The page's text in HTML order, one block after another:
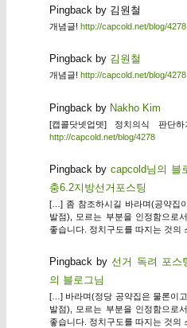
Pingback by 김원철
개념글! http://capcold.net/blog/4278
Pingback by 김원철
개념글! http://capcold.net/blog/4278
Pingback by Nakho Kim
[캡콜닷넷업뎃] 정치의식 판단
http://capcold.net/blog/4278
Pingback bycapcold님의 블
충6.2지방선거포스팅
[…] 좀 참조하시길 바라며(공약집
발점), 모르는 부분을 인정함으로
좋습니다. 정치구도를 따지는 것
Pingback by선거 독려 포스
의 블로그님
[…] 바라며(정당 공약집은 물론이
발점), 모르는 부분을 인정함으로
좋습니다. 정치구도를 따지는 것